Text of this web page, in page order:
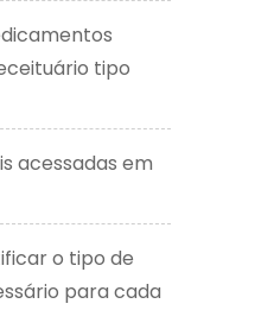
tipo
acessadas em
o tipo de
para cada